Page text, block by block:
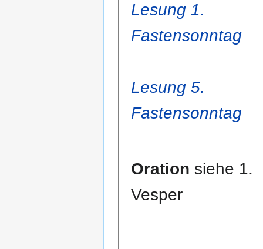
Lesung 1.
Fastensonntag
Lesung 5.
Fastensonntag
Oration siehe 1.
Vesper